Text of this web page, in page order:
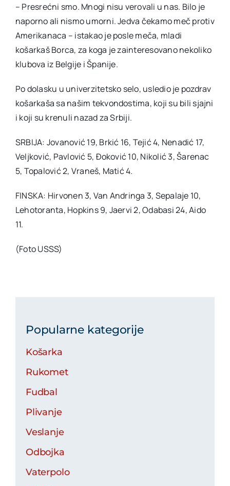
– Presrećni smo. Mnogi nisu verovali u nas. Bilo je
naporno ali nismo umorni. Jedva čekamo meč protiv
Amerikanaca – istakao je posle meča, mladi
košarkaš Borca, za koga je zainteresovano nekoliko
klubova iz Belgije i Španije.
Po dolasku u univerzitetsko selo, usledio je pozdrav
košarkaša sa našim tekvondostima, koji su bili sjajni
i koji su krenuli nazad za Srbiji.
SRBIJA: Jovanović 19, Brkić 16, Tejić 4, Nenadić 17,
Veljković, Pavlović 5, Đoković 10, Nikolić 3, Šarenac
5, Topalović 2, Vraneš, Matić 4.
FINSKA: Hirvonen 3, Van Andringa 3, Sepalaje 10,
Lehotoranta, Hopkins 9, Jaervi 2, Odabasi 24, Aido
11.
(Foto USSS)
Popularne kategorije
Košarka
Rukomet
Fudbal
Plivanje
Veslanje
Odbojka
Vaterpolo